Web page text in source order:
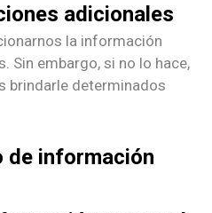
adicionales
la información
Sin embargo, si no lo hace,
brindarle determinados
de información